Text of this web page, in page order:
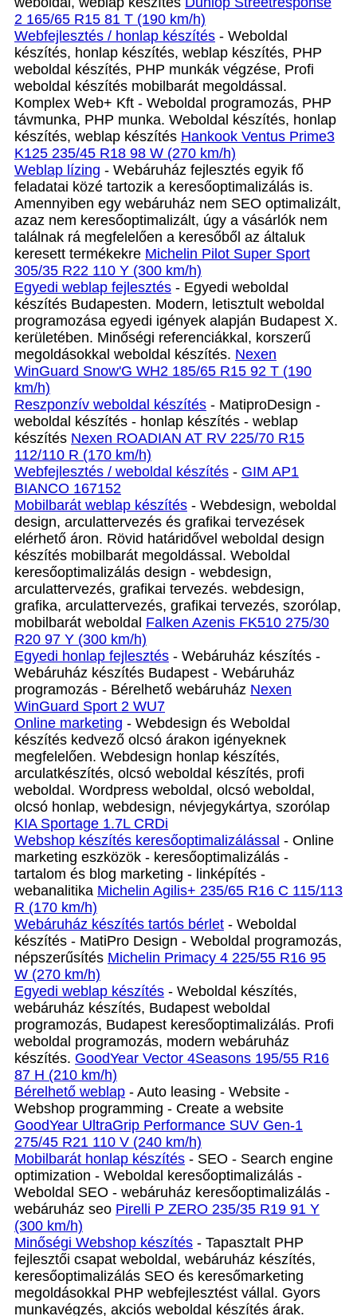
2 165/65 R15 81 T (190 km/h)
Webfejlesztés / honlap készítés - Weboldal
készítés, honlap készítés, weblap készítés, PHP
weboldal készítés, PHP munkák végzése, Profi
weboldal készítés mobilbarát megoldással.
Komplex Web+ Kft - Weboldal programozás, PHP
távmunka, PHP munka. Weboldal készítés, honlap
készítés, weblap készítés Hankook Ventus Prime3
K125 235/45 R18 98 W (270 km/h)
Weblap lízing - Webáruház fejlesztés egyik fő
feladatai közé tartozik a keresőoptimalizálás is.
Amennyiben egy webáruház nem SEO optimalizált,
azaz nem keresőoptimalizált, úgy a vásárlók nem
találnak rá megfelelően a keresőből az általuk
keresett termékekre Michelin Pilot Super Sport
305/35 R22 110 Y (300 km/h)
Egyedi weblap fejlesztés - Egyedi weboldal
készítés Budapesten. Modern, letisztult weboldal
programozása egyedi igények alapján Budapest X.
kerületében. Minőségi referenciákkal, korszerű
megoldásokkal weboldal készítés. Nexen
WinGuard Snow'G WH2 185/65 R15 92 T (190
km/h)
Reszponzív weboldal készítés - MatiproDesign -
weboldal készítés - honlap készítés - weblap
készítés Nexen ROADIAN AT RV 225/70 R15
112/110 R (170 km/h)
Webfejlesztés / weboldal készítés - GIM AP1
BIANCO 167152
Mobilbarát weblap készítés - Webdesign, weboldal
design, arculattervezés és grafikai tervezések
elérhető áron. Rövid határidővel weboldal design
készítés mobilbarát megoldással. Weboldal
keresőoptimalizálás design - webdesign,
arculattervezés, grafikai tervezés. webdesign,
grafika, arculattervezés, grafikai tervezés, szorólap,
mobilbarát weboldal Falken Azenis FK510 275/30
R20 97 Y (300 km/h)
Egyedi honlap fejlesztés - Webáruház készítés -
Webáruház készítés Budapest - Webáruház
programozás - Bérelhető webáruház Nexen
WinGuard Sport 2 WU7
Online marketing - Webdesign és Weboldal
készítés kedvező olcsó árakon igényeknek
megfelelően. Webdesign honlap készítés,
arculatkészítés, olcsó weboldal készítés, profi
weboldal. Wordpress weboldal, olcsó weboldal,
olcsó honlap, webdesign, névjegykártya, szorólap
KIA Sportage 1.7L CRDi
Webshop készítés keresőoptimalizálással - Online
marketing eszközök - keresőoptimalizálás -
tartalom és blog marketing - linképítés -
webanalitika Michelin Agilis+ 235/65 R16 C 115/113
R (170 km/h)
Webáruház készítés tartós bérlet - Weboldal
készítés - MatiPro Design - Weboldal programozás,
népszerűsítés Michelin Primacy 4 225/55 R16 95
W (270 km/h)
Egyedi weblap készítés - Weboldal készítés,
webáruház készítés, Budapest weboldal
programozás, Budapest keresőoptimalizálás. Profi
weboldal programozás, modern webáruház
készítés. GoodYear Vector 4Seasons 195/55 R16
87 H (210 km/h)
Bérelhető weblap - Auto leasing - Website -
Webshop programming - Create a website
GoodYear UltraGrip Performance SUV Gen-1
275/45 R21 110 V (240 km/h)
Mobilbarát honlap készítés - SEO - Search engine
optimization - Weboldal keresőoptimalizálás -
Weboldal SEO - webáruház keresőoptimalizálás -
webáruház seo Pirelli P ZERO 235/35 R19 91 Y
(300 km/h)
Minőségi Webshop készítés - Tapasztalt PHP
fejlesztői csapat weboldal, webáruház készítés,
keresőoptimalizálás SEO és keresőmarketing
megoldásokkal PHP webfejlesztést vállal. Gyors
munkavégzés, akciós weboldal készítés árak.